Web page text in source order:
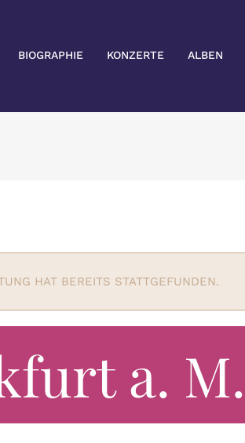
BIOGRAPHIE KONZERTE ALBEN
HAT BEREITS STATTGEFUNDEN.
a. M.